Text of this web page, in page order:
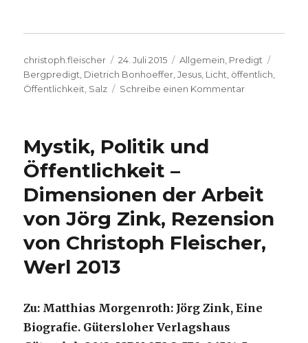
Autor
christoph.fleischer
Veröffentlicht
am
24. Juli 2015 Kategorien
Allgemein Predigt
Bergpredigt Dietrich Bonhoeffer ,Jesus Licht öffentlich
Öffentlichkeit Salz Schreibe einen Kommentarzu
mit
drei
Zitaten
Dietrich
Welver
Mystik, Politik und
Öffentlichkeit –
Dimensionen der Arbeit
von Jörg Zink, Rezension
von Christoph Fleischer,
Werl 2013
Zu: Matthias Morgenroth: Jörg Zink, Eine
Biografie. Gütersloher Verlagshaus